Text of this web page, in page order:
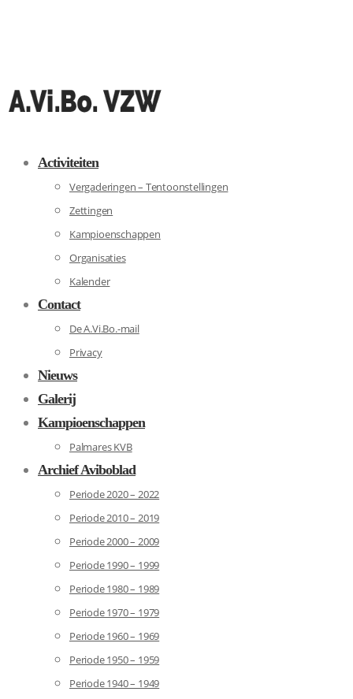
Activiteiten
Vergaderingen – Tentoonstellingen
Zettingen
Kampioenschappen
Organisaties
Kalender
Contact
De A.Vi.Bo.-mail
Privacy
Nieuws
Galerij
Kampioenschappen
Palmares KVB
Archief Aviboblad
Periode 2020 – 2022
Periode 2010 – 2019
Periode 2000 – 2009
Periode 1990 – 1999
Periode 1980 – 1989
Periode 1970 – 1979
Periode 1960 – 1969
Periode 1950 – 1959
Periode 1940 – 1949